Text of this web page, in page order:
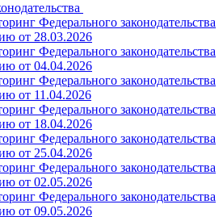
Федерального законодательства
от 28.03.2026
Федерального законодательства
от 04.04.2026
Федерального законодательства
от 11.04.2026
Федерального законодательства
от 18.04.2026
Федерального законодательства
от 25.04.2026
Федерального законодательства
от 02.05.2026
Федерального законодательства
от 09.05.2026